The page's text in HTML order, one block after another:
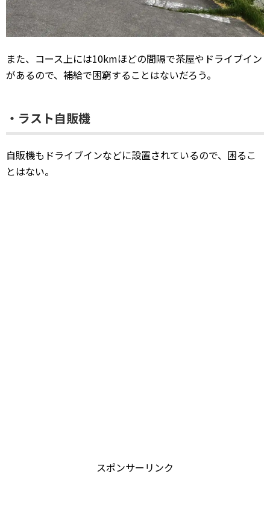
また、コース上には10kmほどの間隔で茶屋やドライブイン
があるので、補給で困窮することはないだろう。
・ラスト自販機
自販機もドライブインなどに設置されているので、困るこ
とはない。
スポンサーリンク